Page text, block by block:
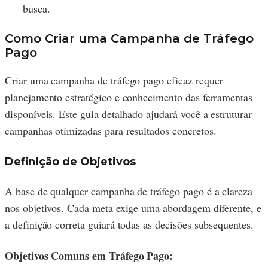
busca.
Como Criar uma Campanha de Tráfego
Pago
Criar uma campanha de tráfego pago eficaz requer
planejamento estratégico e conhecimento das ferramentas
disponíveis. Este guia detalhado ajudará você a estruturar
campanhas otimizadas para resultados concretos.
Definição de Objetivos
A base de qualquer campanha de tráfego pago é a clareza
nos objetivos. Cada meta exige uma abordagem diferente, e
a definição correta guiará todas as decisões subsequentes.
Objetivos Comuns em Tráfego Pago: